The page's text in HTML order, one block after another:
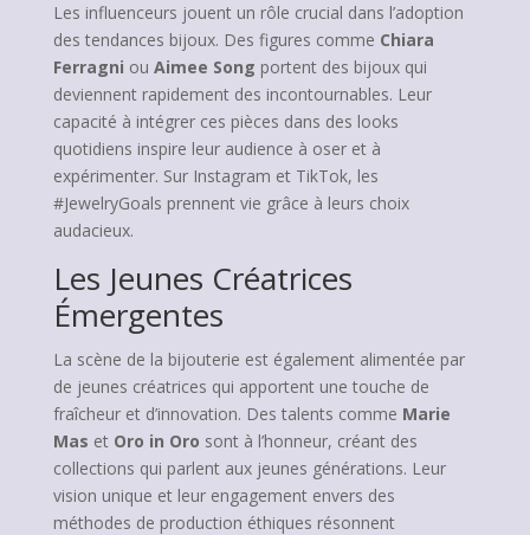
Les influenceurs jouent un rôle crucial dans l’adoption
des tendances bijoux. Des figures comme Chiara
Ferragni ou Aimee Song portent des bijoux qui
deviennent rapidement des incontournables. Leur
capacité à intégrer ces pièces dans des looks
quotidiens inspire leur audience à oser et à
expérimenter. Sur Instagram et TikTok, les
#JewelryGoals prennent vie grâce à leurs choix
audacieux.
Les Jeunes Créatrices
Émergentes
La scène de la bijouterie est également alimentée par
de jeunes créatrices qui apportent une touche de
fraîcheur et d’innovation. Des talents comme Marie
Mas et Oro in Oro sont à l’honneur, créant des
collections qui parlent aux jeunes générations. Leur
vision unique et leur engagement envers des
méthodes de production éthiques résonnent